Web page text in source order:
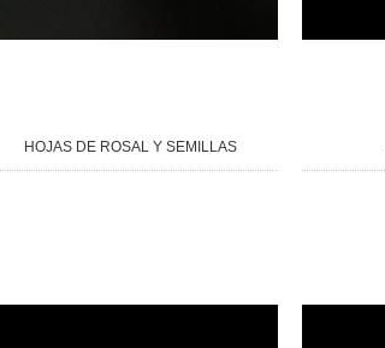
HOJAS DE ROSAL Y SEMILLAS